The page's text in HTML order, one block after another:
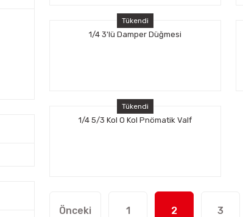
Tükendi
1/4 3'lü Damper Düğmesi
Tükendi
1/4 5/3 Kol O Kol Pnömatik Valf
1 2 3